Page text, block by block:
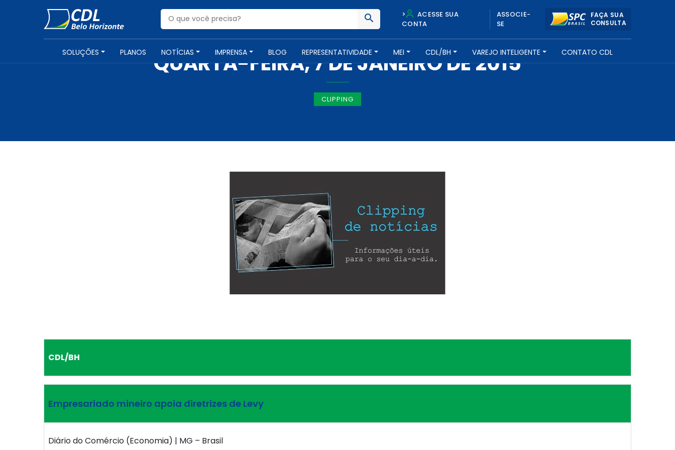
>
ACESSE SUA
CONTA
ASSOCIE-
SE
FAÇA SUA
CONSULTA
SOLUÇÕES PLANOS NOTÍCIAS IMPRENSA BLOG REPRESENTATIVIDADE MEI CDL/BH VAREJO INTELIGENTE CONTATO CDL
IMPRENSA -7 DE JANEIRO DE 2015
QUARTA-FEIRA, 7 DE JANEIRO DE 2015
CLIPPING
CDL/BH
Empresariado mineiro apoia diretrizes de Levy
Diário do Comércio (Economia) | MG – Brasil